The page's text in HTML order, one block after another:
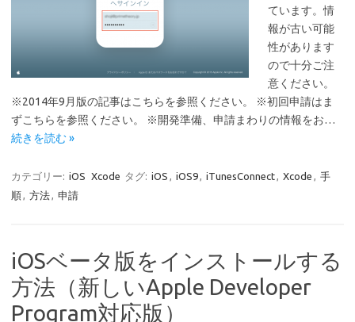
ています。情
報が古い可能
性があります
ので十分ご注
意ください。
※2014年9月版の記事はこちらを参照ください。 ※初回申請はま
ずこちらを参照ください。 ※開発準備、申請まわりの情報をお…
続きを読む »
カテゴリー: iOS Xcode タグ: iOS , iOS9, iTunesConnect, Xcode , 手
順, 方法, 申請
iOSベータ版をインストールする
方法（新しいApple Developer
Program対応版）